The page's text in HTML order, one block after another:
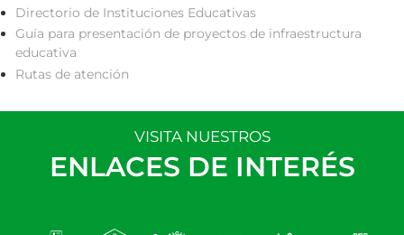
Directorio de Instituciones Educativas
Guía para presentación de proyectos de infraestructura
educativa
Rutas de atención
VISITA NUESTROS
ENLACES DE INTERÉS